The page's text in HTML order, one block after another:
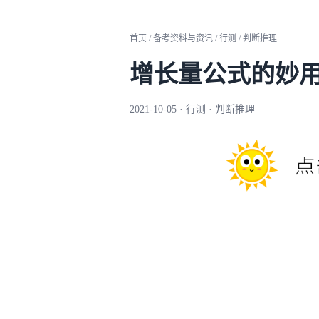
首页 / 备考资料与资讯 / 行测 / 判断推理
增长量公式的妙
2021-10-05 · 行测 · 判断推理